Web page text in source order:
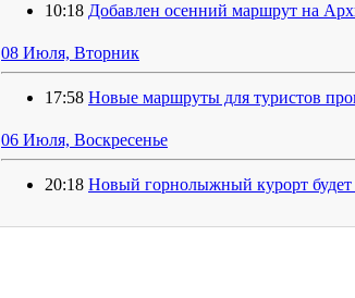
10:18 Добавлен осенний маршрут на
08 Июля, Вторник
17:58 Новые маршруты для туристов
06 Июля, Воскресенье
20:18 Новый горнолыжный курорт будет